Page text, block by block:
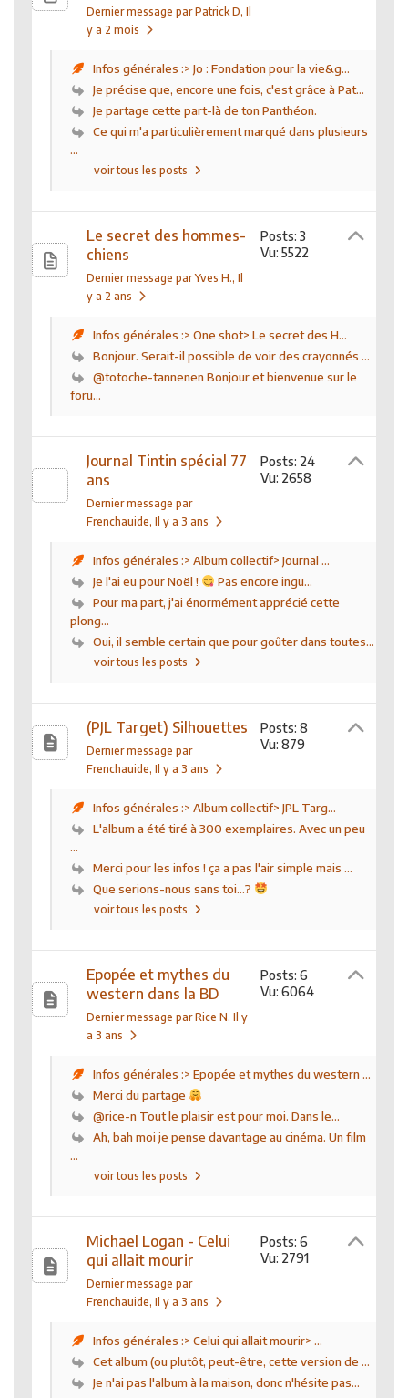
Dernier message par Patrick D, Il
y a 2 mois
Infos générales :> Jo : Fondation pour la vie&g...
Je précise que, encore une fois, c'est grâce à Pat...
Je partage cette part-là de ton Panthéon.
Ce qui m'a particulièrement marqué dans plusieurs
...
voir tous les posts
Le secret des hommes-
chiens
Dernier message par Yves H., Il
y a 2 ans
Posts: 3
Vu: 5522
Infos générales :> One shot> Le secret des H...
Bonjour. Serait-il possible de voir des crayonnés ...
@totoche-tannenen Bonjour et bienvenue sur le
foru...
Journal Tintin spécial 77
ans
Dernier message par
Frenchauide, Il y a 3 ans
Posts: 24
Vu: 2658
Infos générales :> Album collectif> Journal ...
Je l'ai eu pour Noël !
Pas encore ingu...
Pour ma part, j'ai énormément apprécié cette
plong...
Oui, il semble certain que pour goûter dans toutes...
voir tous les posts
(PJL Target) Silhouettes
Dernier message par
Frenchauide, Il y a 3 ans
Posts: 8
Vu: 879
Infos générales :> Album collectif> JPL Targ...
L'album a été tiré à 300 exemplaires. Avec un peu
...
Merci pour les infos ! ça a pas l'air simple mais ...
Que serions-nous sans toi...?
voir tous les posts
Epopée et mythes du
western dans la BD
Dernier message par Rice N, Il y
a 3 ans
Posts: 6
Vu: 6064
Infos générales :> Epopée et mythes du western ...
Merci du partage
@rice-n Tout le plaisir est pour moi. Dans le...
Ah, bah moi je pense davantage au cinéma. Un film
...
voir tous les posts
Michael Logan - Celui
qui allait mourir
Dernier message par
Frenchauide, Il y a 3 ans
Posts: 6
Vu: 2791
Infos générales :> Celui qui allait mourir> ...
Cet album (ou plutôt, peut-être, cette version de ...
Je n'ai pas l'album à la maison, donc n'hésite pas...